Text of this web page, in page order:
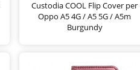
Custodia COOL Flip Cover per
Oppo A5 4G / A5 5G / A5m
Burgundy